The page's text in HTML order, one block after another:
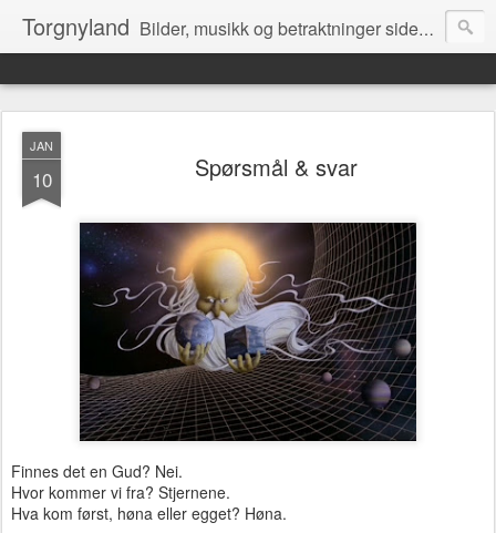
Torgnyland Bilder, musikk og betraktninger siden 2008
JAN
10 Spørsmål & svar
Finnes det en Gud? Nei.
Hvor kommer vi fra? Stjernene.
Hva kom først, høna eller egget? Høna.